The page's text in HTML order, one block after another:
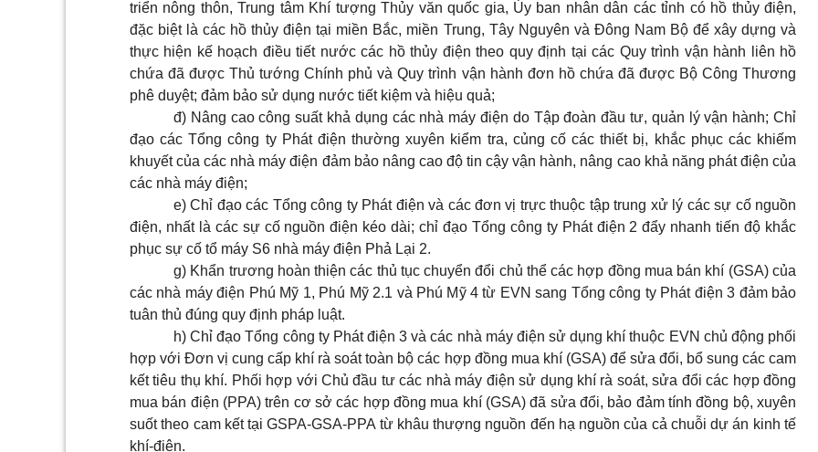
triển nông thôn, Trung tâm Khí tượng Thủy văn quốc gia, Ủy ban nhân dân các tỉnh có hồ thủy điện,
đặc biệt là các hồ thủy điện tại miền Bắc, miền Trung, Tây Nguyên và Đông Nam Bộ để xây dựng và
thực hiện kế hoạch điều tiết nướccác hồ thủy điện theo quy định tại các Quy trình vận hành liên hồ
chứa đã được Thủ tướng Chính phủ và Quy trình vận hành đơn hồ chứa đã được Bộ Công Thương
phê duyệt; đảm bảo sử dụng nước tiết kiệm và hiệu quả;
đ) Nâng cao công suất khả dụng các nhà máy điện do Tập đoàn đầu tư, quản l ývận hành; Chỉ
đạo các Tổng công ty Phát điện thường xuyên kiểm tra, củng cố các thiết bị, khắc phục các khiếm
khuyết của các nhà máy điện đảm bảo nâng cao độ tin cậy vận hành, nâng cao khả năng phát điện của
các nhà máy điện;
e) Chỉ đạo các Tổng công ty Phát điện và các đơn vị trực thuộc tập trung xử lý các sự cố nguồn
điện, nhất là các sự cố nguồn điện kéo dài; chỉ đạo Tổng công ty Phát điện 2 đẩy nhanh tiến độ khắc
phục sự cố tổ máy S6 nhà máy điện Phả Lại 2.
g) Khẩn trương hoàn thiện các thủ tục chuyển đổi chủ thể các hợp đồng mua bán khí (GSA) của
các nhà máyđiện Phú Mỹ 1, Phú Mỹ 2.1 và Phú Mỹ 4 từ EVN sang Tổng công ty Phát điện 3 đảm bảo
tuân thủ đúng quy định pháp luật.
h) Chỉ đạo Tổng công ty Phát điện 3 và các nhà máy điện sử dụng khí thuộc EVN chủ động phối
hợp với Đơn vị cung cấp khí rà soát toàn bộ các hợp đồng mua khí (GSA) để sửa đổi, bổ sung các cam
kết tiêu thụ khí. Phối hợp với Chủ đầu tư các nhà máy điện sử dụng khí rà soát, sửa đổi các hợp đồng
mua bán điện (PPA) trên cơ sở các hợp đồng mua khí (GSA) đã sửa đổi, bảo đảm tính đồng bộ, xuyên
suốt theo cam kết tại GSPA-GSA-PPA từ khâu thượng nguồn đến hạ nguồn của cả chuỗi dự án kinh tế
khí-điện.